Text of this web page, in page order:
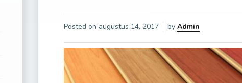
Posted on augustus 14, 2017 by Admin